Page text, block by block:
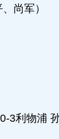
尚军）
3利物浦